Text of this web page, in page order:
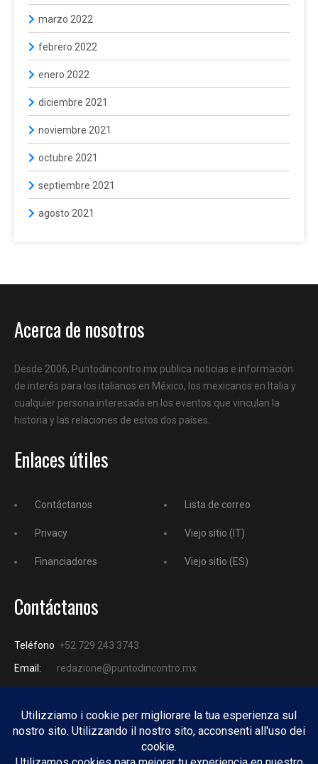
marzo 2022
febrero 2022
enero 2022
diciembre 2021
noviembre 2021
octubre 2021
septiembre 2021
agosto 2021
Acerca de nosotros
Desde 2006, Puntodincontro.mx publica noticias e información
de interés para los italianos en México, los mexicanos en Italia y
cualquier persona interesada en los eventos que vinculan la
historia y las relaciones de estos dos países.
Enlaces útiles
Contáctanos
Privacy
Financiadores
Lista de correo
Viejo sitio (IT)
Viejo sitio (ES)
Contáctanos
Teléfono +52 729 243 3743
Email:
redazione@puntodincontro.mx
PUNTODINCONTRO